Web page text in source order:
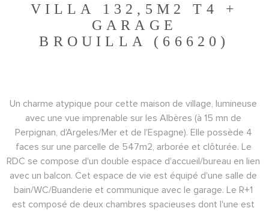
VILLA 132,5M2 T4 +
GARAGE
BROUILLA (66620)
Un charme atypique pour cette maison de village, lumineuse
avec une vue imprenable sur les Albères (à 15 mn de
Perpignan, d'Argeles/Mer et de l'Espagne). Elle possède 4
faces sur une parcelle de 547m2, arborée et clôturée. Le
RDC se compose d'un double espace d'accueil/bureau en lien
avec un balcon. Cet espace de vie est équipé d'une salle de
bain/WC/Buanderie et communique avec le garage. Le R+1
est composé de deux chambres spacieuses dont l'une est